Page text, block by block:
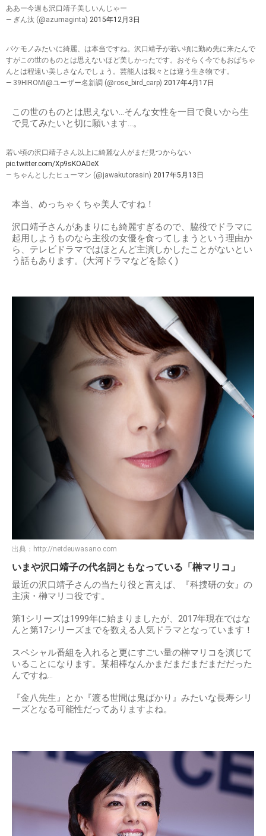
ああー今週も沢口靖子美しいんじゃー
— ぎん汰 (@azumaginta) 2015年12月3日
バケモノみたいに綺麗、は本当ですね。沢口靖子が若い頃に勤め先に来たんで
すがこの世のものとは思えないほど美しかったです。おそらく今でもおばちゃ
んとは程遠い美しさなんでしょう。芸能人は我々とは違う生き物です。
— 39HIROMI@ユーザー名新調 (@rose_bird_carp) 2017年4月17日
この世のものとは思えない…そんな女性を一目で良いから生
で見てみたいと切に願います…。
若い頃の沢口靖子さん以上に綺麗な人がまだ見つからない
pic.twitter.com/Xp9sKOADeX
— ちゃんとしたヒューマン (@jawakutorasin) 2017年5月13日
本当、めっちゃくちゃ美人ですね！
沢口靖子さんがあまりにも綺麗すぎるので、脇役でドラマに
起用しようものなら主役の女優を食ってしまうという理由か
ら、テレビドラマではほとんど主演しかしたことがないとい
う話もあります。(大河ドラマなどを除く)
出典： http://netdeuwasano.com
いまや沢口靖子の代名詞ともなっている「榊マリコ」
最近の沢口靖子さんの当たり役と言えば、『科捜研の女』の
主演・榊マリコ役です。
第1シリーズは1999年に始まりましたが、2017年現在ではな
んと第17シリーズまでを数える人気ドラマとなっています！
スペシャル番組を入れると更にすごい量の榊マリコを演じて
いることになります。某相棒なんかまだまだまだまだだった
んですね…
『金八先生』とか『渡る世間は鬼ばかり』みたいな長寿シリ
ーズとなる可能性だってありますよね。